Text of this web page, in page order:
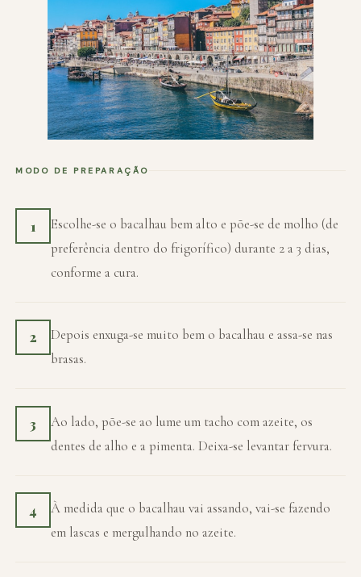
MODO DE PREPARAÇÃO
1
Escolhe-se o bacalhau bem alto e põe-se de molho (de
preferência dentro do frigorífico) durante 2 a 3 dias,
conforme a cura.
2
Depois enxuga-se muito bem o bacalhau e assa-se nas
brasas.
3
Ao lado, põe-se ao lume um tacho com azeite, os
dentes de alho e a pimenta. Deixa-se levantar fervura.
4
À medida que o bacalhau vai assando, vai-se fazendo
em lascas e mergulhando no azeite.